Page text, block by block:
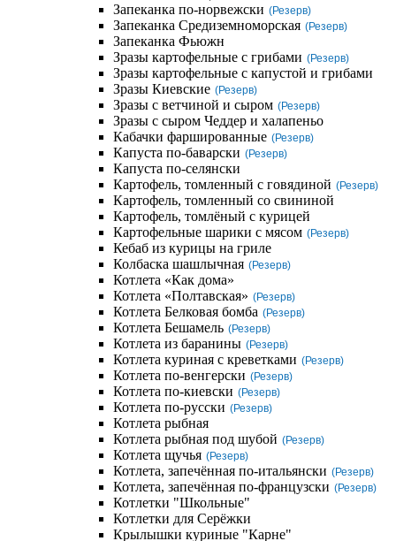
Запеканка по-норвежски (Резерв)
Запеканка Средиземноморская (Резерв)
Запеканка Фьюжн
Зразы картофельные с грибами (Резерв)
Зразы картофельные с капустой и грибами
Зразы Киевские (Резерв)
Зразы с ветчиной и сыром (Резерв)
Зразы с сыром Чеддер и халапеньо
Кабачки фаршированные (Резерв)
Капуста по-баварски (Резерв)
Капуста по-селянски
Картофель, томленный с говядиной (Резерв)
Картофель, томленный со свининой
Картофель, томлёный с курицей
Картофельные шарики с мясом (Резерв)
Кебаб из курицы на гриле
Колбаска шашлычная (Резерв)
Котлета «Как дома»
Котлета «Полтавская» (Резерв)
Котлета Белковая бомба (Резерв)
Котлета Бешамель (Резерв)
Котлета из баранины (Резерв)
Котлета куриная с креветками (Резерв)
Котлета по-венгерски (Резерв)
Котлета по-киевски (Резерв)
Котлета по-русски (Резерв)
Котлета рыбная
Котлета рыбная под шубой (Резерв)
Котлета щучья (Резерв)
Котлета, запечённая по-итальянски (Резерв)
Котлета, запечённая по-французски (Резерв)
Котлетки "Школьные"
Котлетки для Серёжки
Крылышки куриные "Карне"